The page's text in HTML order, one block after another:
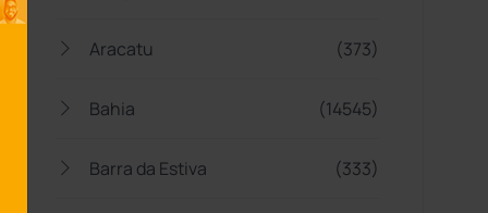
Aracatu (373)
Bahia (14545)
Barra da Estiva (333)